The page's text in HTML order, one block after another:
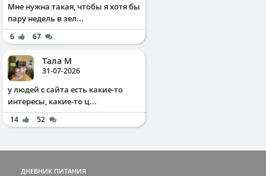
Мне нужна такая, чтобы я хотя бы
пару недель в зел...
6 67
Тала М
31-07-2026
у людей с сайта есть какие-то
интересы, какие-то ц...
14 52
ДНЕВНИК ПИТАНИЯ